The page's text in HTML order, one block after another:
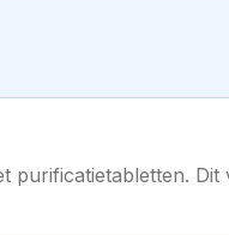
purificatietabletten.